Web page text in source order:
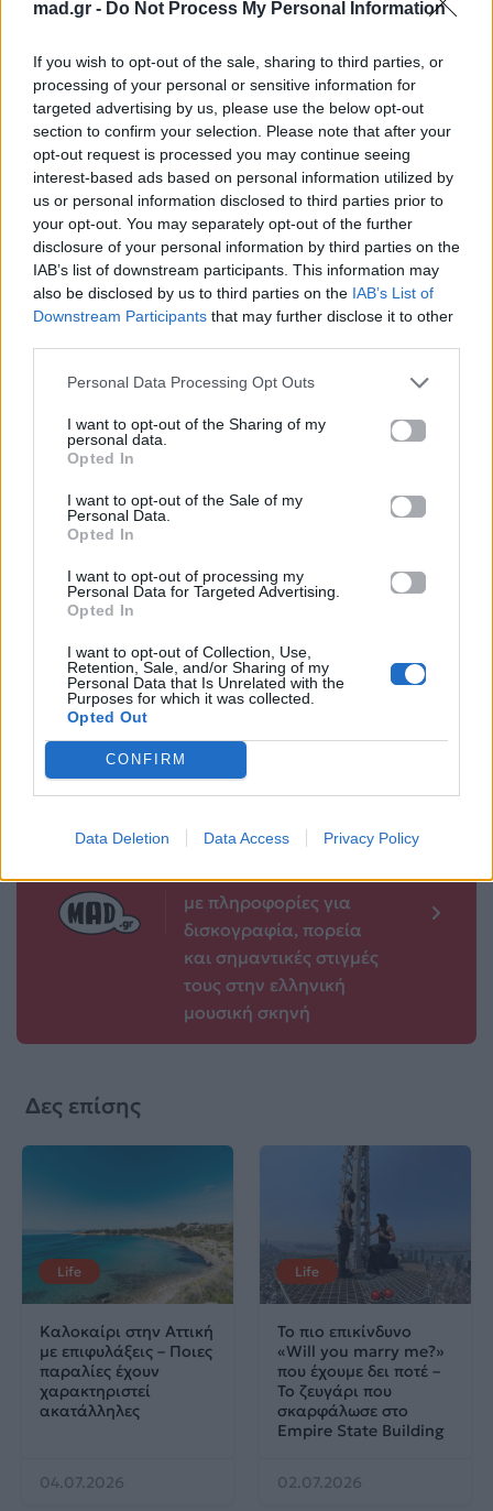
mad.gr - Do Not Process My Personal Information
If you wish to opt-out of the sale, sharing to third parties, or
processing of your personal or sensitive information for
targeted advertising by us, please use the below opt-out
section to confirm your selection. Please note that after your
opt-out request is processed you may continue seeing
interest-based ads based on personal information utilized by
us or personal information disclosed to third parties prior to
your opt-out. You may separately opt-out of the further
disclosure of your personal information by third parties on the
IAB’s list of downstream participants. This information may
also be disclosed by us to third parties on the IAB’s List of
Downstream Participants that may further disclose it to other
Personal Data Processing Opt Outs
I want to opt-out of the Sharing of my
personal data.
Opted In
I want to opt-out of the Sale of my
Personal Data.
Opted In
I want to opt-out of processing my
Personal Data for Targeted Advertising.
Opted In
I want to opt-out of Collection, Use,
Retention, Sale, and/or Sharing of my
Personal Data that Is Unrelated with the
Purposes for which it was collected.
Opted Out
CONFIRM
Data Deletion Data Access Privacy Policy
Ακολουθήστε το
News
Ακολουθήστε το
Mad.gr στο MSN
Μοιράσου αυτό το άρθρο
ΑΙΧΜΕΣ
Δείτε τα ζώδια της
12.01.2016
Ελλήνων
με πληροφορίες για
δισκογραφία, πορεία
και σημαντικές στιγμές
τους στην ελληνική
μουσική σκηνή
Δες επίσης
Life
Καλοκαίρι στην Αττική
με επιφυλάξεις – Ποιες
παραλίες έχουν
χαρακτηριστεί
ακατάλληλες
04.07.2026
Life
Το πιο επικίνδυνο
«Will you marry me?»
που έχουμε δει ποτέ –
Το ζευγάρι που
σκαρφάλωσε στο
Empire State Building
02.07.2026